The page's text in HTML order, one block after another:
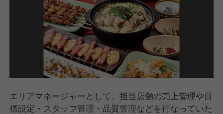
エリアマネージャーとして、担当店舗の売上管理や目
標設定・スタッフ管理・品質管理などを行なっていた